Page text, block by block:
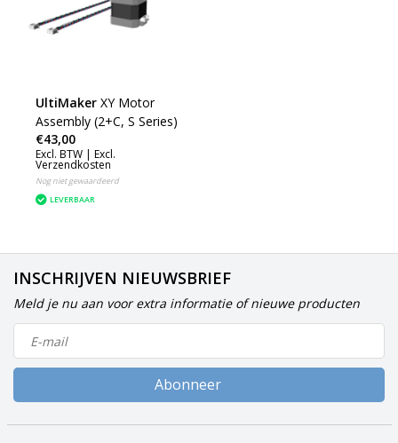
UltiMaker XY Motor
Assembly (2+C, S Series)
€43,00
Excl. BTW | Excl.
Verzendkosten
Nog niet gewaardeerd
LEVERBAAR
INSCHRIJVEN NIEUWSBRIEF
Meld je nu aan voor extra informatie of nieuwe producten
Abonneer